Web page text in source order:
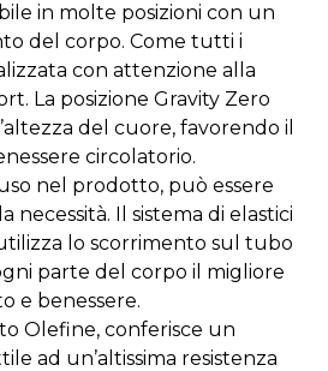
in molte posizioni con un
del corpo. Come tutti i
con attenzione alla
La posizione Gravity Zero
del cuore, favorendo il
circolatorio.
nel prodotto, può essere
necessità. Il sistema di elastici
lo scorrimento sul tubo
parte del corpo il migliore
e benessere.
Olefine, conferisce un
ad un’altissima resistenza